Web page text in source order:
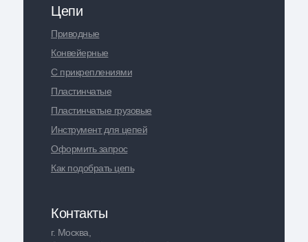
Цепи
Контакты
Приводные
Конвейерные
С прикреплениями
Пластинчатые
Пластинчатые грузовые
Инструмент для цепей
Оформить запрос
Как подобрать цепь
г. Москва,